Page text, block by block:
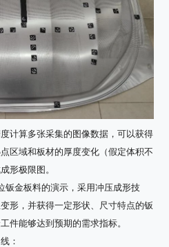
计算多张采集的图像数据，可以获得
区域和板材的厚度变化（假定体积不
形极限图。
钣金板料的演示，采用冲压成形技
形，并获得一定形状、尺寸特点的钣
件能够达到预期的需求指标。
：